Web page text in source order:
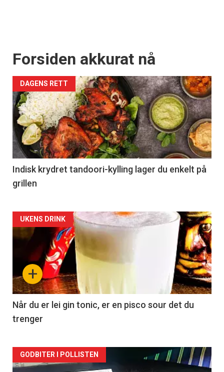
Forsiden akkurat nå
DAGENS RETT
Indisk krydret tandoori-kylling lager du enkelt på
grillen
Forsiden
akkurat
nå
-
2
+
UKENS DRINK
Når du er lei gin tonic, er en pisco sour det du
trenger
Forsiden
GODBITER I POLLISTEN